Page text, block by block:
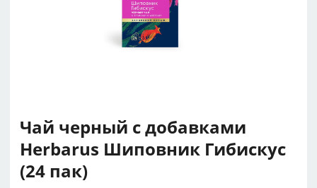
Чай черный с добавками
Herbarus Шиповник Гибискус
(24 пак)